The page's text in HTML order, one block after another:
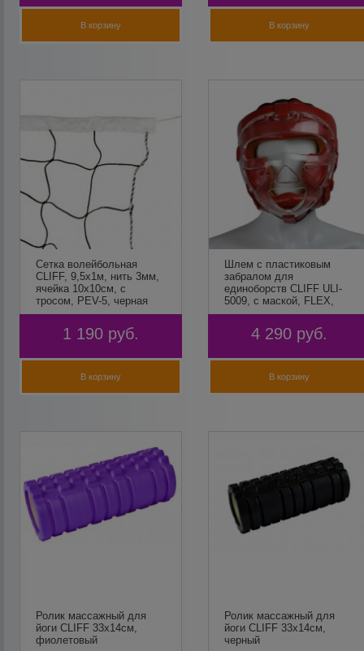
В корзину В корзину
Сетка волейбольная
CLIFF, 9,5х1м, нить 3мм,
ячейка 10х10см, с
тросом, РЕV-5, черная
1 190 руб.
В корзину
Шлем с пластиковым
забралом для
единоборств CLIFF ULI-
5009, с маской, FLEX,
красный
4 290 руб.
В корзину
Ролик массажный для
йоги CLIFF 33х14см,
фиолетовый
Ролик массажный для
йоги CLIFF 33х14см,
черный